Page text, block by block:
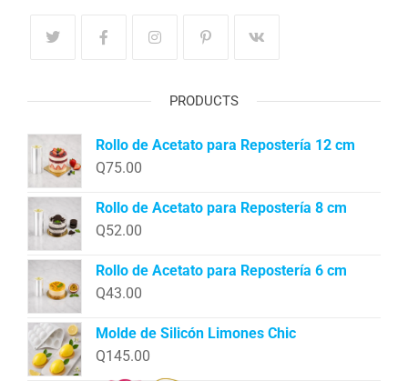
PRODUCTS
Rollo de Acetato para Repostería 12 cm
Q75.00
Rollo de Acetato para Repostería 8 cm
Q52.00
Rollo de Acetato para Repostería 6 cm
Q43.00
Molde de Silicón Limones Chic
Q145.00